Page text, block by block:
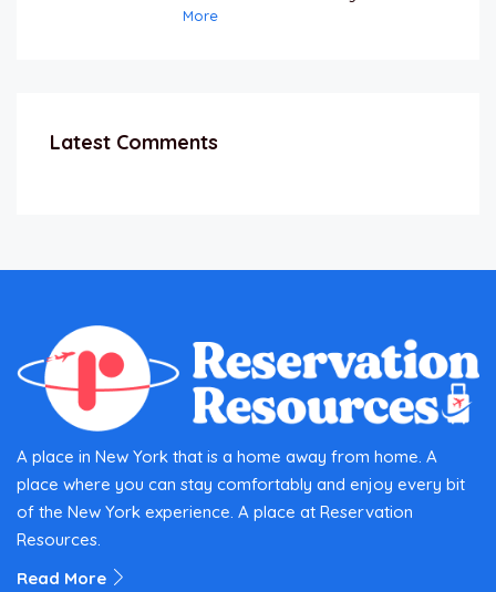
More
Latest Comments
A place in New York that is a home away from home. A
place where you can stay comfortably and enjoy every bit
of the New York experience. A place at Reservation
Resources.
Read More